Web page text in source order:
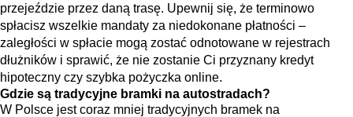
przejeździe przez daną trasę. Upewnij się, że terminowo
spłacisz wszelkie mandaty za niedokonane płatności –
zaległości w spłacie mogą zostać odnotowane w rejestrach
dłużników i sprawić, że nie zostanie Ci przyznany kredyt
hipoteczny czy szybka pożyczka online.
Gdzie są tradycyjne bramki na autostradach?
W Polsce jest coraz mniej tradycyjnych bramek na